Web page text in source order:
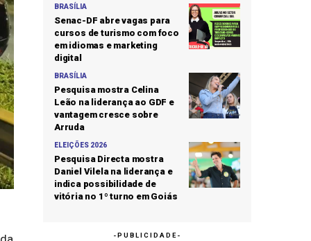
BRASÍLIA
Senac-DF abre vagas para
cursos de turismo com foco
em idiomas e marketing
digital
BRASÍLIA
Pesquisa mostra Celina
Leão na liderança ao GDF e
vantagem cresce sobre
Arruda
ELEIÇÕES 2026
Pesquisa Directa mostra
Daniel Vilela na liderança e
indica possibilidade de
vitória no 1º turno em Goiás